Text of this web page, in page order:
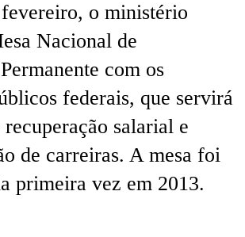
o ministério
Nacional de
com os
federais, que servirá
salarial e
de carreiras. A mesa foi
primeira vez em 2013.